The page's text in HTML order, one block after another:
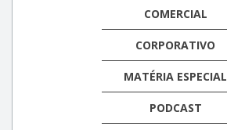
COMERCIAL
CORPORATIVO
MATÉRIA ESPECIAL
PODCAST